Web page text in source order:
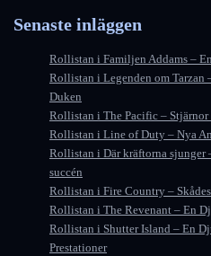
Senaste inläggen
Rollistan i Familjen Addams –
Rollistan i Legenden om Tarzan
Duken
Rollistan i The Pacific – Stjärnor
Rollistan i Line of Duty – Nya
Rollistan i Där kräftorna sjunger
succén
Rollistan i Fire Country –
Rollistan i The Revenant – En
Rollistan i Shutter Island – En
Prestationer